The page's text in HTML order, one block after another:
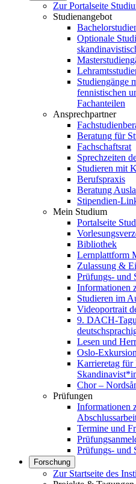
Zur Portalseite
Studienangebot
Optionale
Studiengänge
fennistischen
Fachanteilen
Ansprechpartner
Beratung für
Fachschaftsrat
Sprechzeiten
Studieren mit
Berufspraxis
Beratung
Stipendien-
Mein Studium
Portalseite
Bibliothek
Lernplattform
Zulassung &
Prüfungs- und
Informationen
Studieren im
Videoportrait
9. DACH-
Lesen und
Oslo-
Karrieretag für
Chor –
Prüfungen
Informationen
Termine und
Prüfungs- und
Forschung
Zur Startseite des